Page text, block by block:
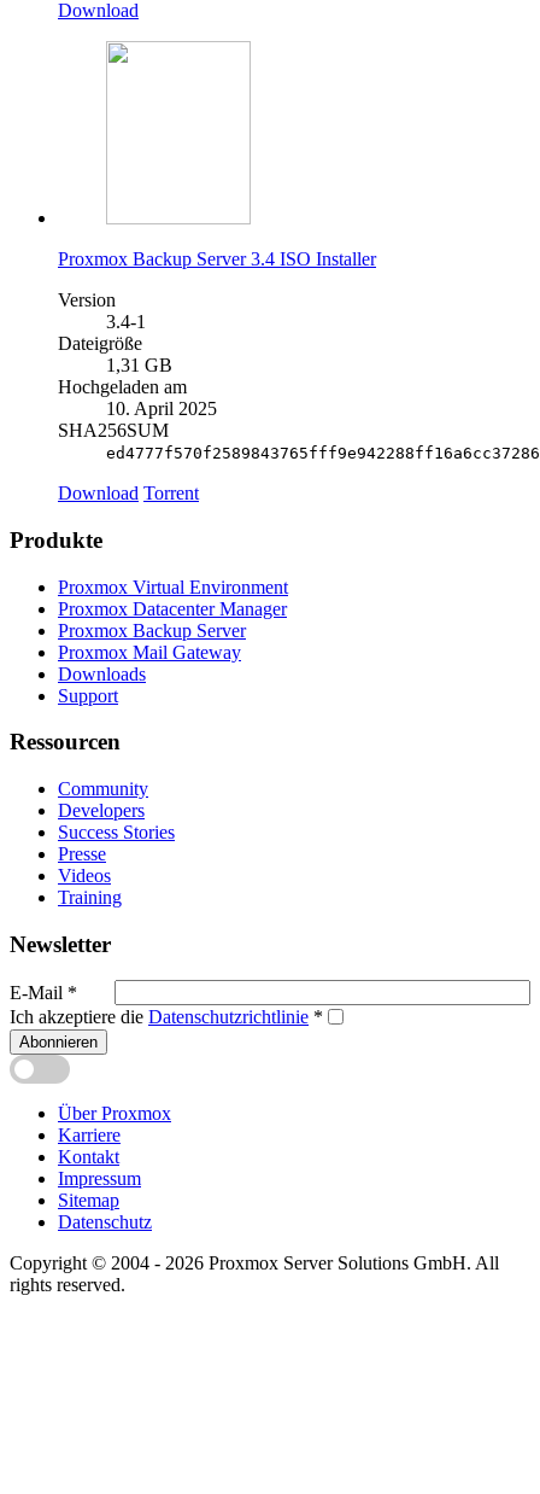
Download
Proxmox Backup Server 3.4 ISO Installer
Version
3.4-1
Dateigröße
1,31 GB
Hochgeladen am
10. April 2025
SHA256SUM
Download Torrent
Produkte
Proxmox Virtual Environment
Proxmox Datacenter Manager
Proxmox Backup Server
Proxmox Mail Gateway
Downloads
Support
Ressourcen
Community
Developers
Success Stories
Presse
Videos
Training
Newsletter
E-Mail *
Ich akzeptiere die Datenschutzrichtlinie *
Abonnieren
Über Proxmox
Karriere
Kontakt
Impressum
Sitemap
Datenschutz
Copyright © 2004 - 2026 Proxmox Server Solutions GmbH. All
rights reserved.